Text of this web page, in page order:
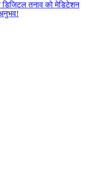
डिजिटल तनाव को मेडिटेशन